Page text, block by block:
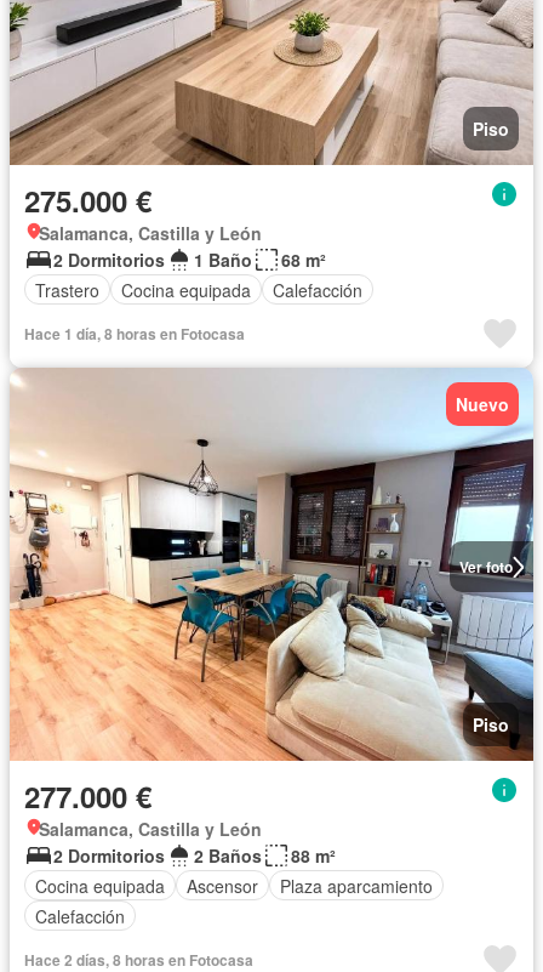
Piso
275.000 €
Salamanca, Castilla y León
2 Dormitorios
1 Baño
68 m²
Trastero
Cocina equipada Calefacción
Hace 1 día, 8 horas en Fotocasa
Ver foto
Nuevo
Piso
277.000 €
Salamanca, Castilla y León
2 Dormitorios
2 Baños
88 m²
Cocina equipada
Ascensor
Plaza aparcamiento
Calefacción
Hace 2 días, 8 horas en Fotocasa